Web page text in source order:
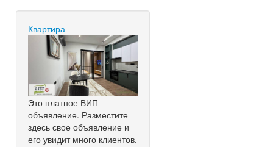
Квартира
Это платное ВИП-
объявление. Разместите
здесь свое объявление и
его увидит много клиентов.